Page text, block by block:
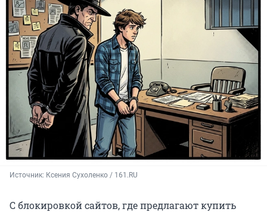
Источник: Ксения Сухоленко / 161.RU
С блокировкой сайтов, где предлагают купить